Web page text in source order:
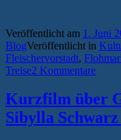
Veröffentlicht am 1. Juni
BlogVeröffentlicht in
Fleischervorstadt,
Treise2 Kommentare
Kurzfilm über
Sibylla